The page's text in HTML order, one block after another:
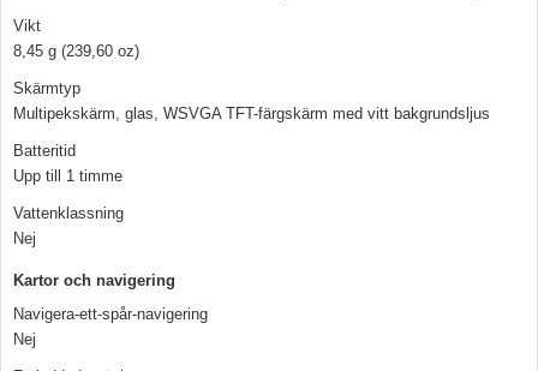
Vikt
8,45 g (239,60 oz)
Skärmtyp
Multipekskärm, glas, WSVGA TFT-färgskärm med vitt bakgrundsljus
Batteritid
Upp till 1 timme
Vattenklassning
Nej
Kartor och navigering
Navigera-ett-spår-navigering
Nej